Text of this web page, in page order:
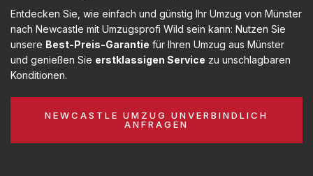
Entdecken Sie, wie einfach und günstig Ihr Umzug von Münster
nach Newcastle mit Umzugsprofi Wild sein kann: Nutzen Sie
unsere Best-Preis-Garantie für Ihren Umzug aus Münster
und genießen Sie erstklassigen Service zu unschlagbaren
Konditionen.
NEWCASTLE UMZUG UNVERBINDLICH
ANFRAGEN